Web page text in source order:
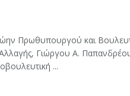
Πρωθυπουργού και
Γιώργου Α.
...